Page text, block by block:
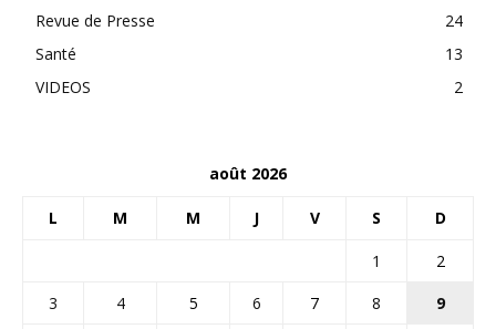
Revue de Presse
24
Santé
13
VIDEOS
2
août 2026
L M M J V S D
1
2
3
4 5 6 7 8
9